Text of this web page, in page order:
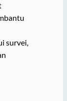
survei,